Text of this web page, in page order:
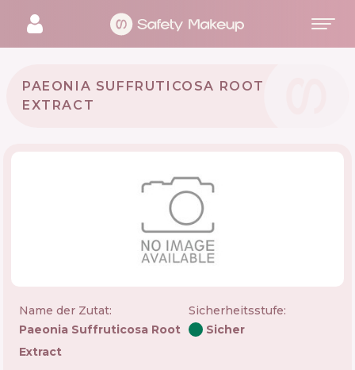
PAEONIA SUFFRUTICOSA ROOT
EXTRACT
Name der Zutat:
Paeonia Suffruticosa Root
Extract
Sicherheitsstufe:
Sicher